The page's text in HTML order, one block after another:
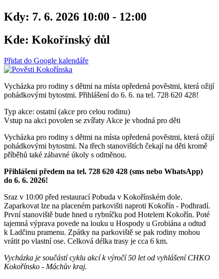
Kdy: 7. 6. 2026 10:00 - 12:00
Kde: Kokořínský důl
Přidat do Google kalendáře
Vycházka pro rodiny s dětmi na místa opředená pověstmi, která ožijí
pohádkovými bytostmi. Přihlášení do 6. 6. na tel. 728 620 428!
Typ akce: ostatní (akce pro celou rodinu)
Vstup na akci povolen se zvířaty Akce je vhodná pro děti
Vycházka pro rodiny s dětmi na místa opředená pověstmi, která ožijí
pohádkovými bytostmi. Na třech stanovištích čekají na děti kromě
příběhů také zábavné úkoly s odměnou.
Přihlášení předem na tel. 728 620 428 (sms nebo WhatsApp)
do 6. 6. 2026!
Sraz v 10:00 před restaurací Pobuda v Kokořínském dole.
Zaparkovat lze na placeném parkovišti naproti Kokořín - Podhradí.
První stanoviště bude hned u rybníčku pod Hotelem Kokořín. Poté
tajemná výprava povede na louku u Hospody u Grobiána a odtud
k Ladčinu pramenu. Zpátky na parkoviště se pak rodiny mohou
vrátit po vlastní ose. Celková délka trasy je cca 6 km.
Vycházka je součástí cyklu akcí k výročí 50 let od vyhlášení CHKO
Kokořínsko - Máchův kraj.